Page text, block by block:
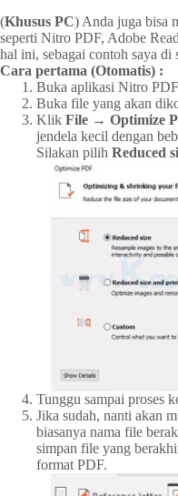
(Khusus PC) Anda juga bisa
seperti Nitro PDF, Adobe
hal ini, sebagai contoh saya
Cara pertama (Otomatis) :
Buka aplikasi Nitro
Buka file yang akan
Klik File → Optimize
jendela kecil dengan
Silakan pilih Reduced
Tunggu sampai proses
Jika sudah, nanti akan
biasanya nama file
simpan file yang
format PDF.